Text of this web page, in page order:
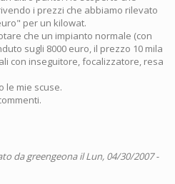
i prezzi che abbiamo rilevato
per un kilowat.
che un impianto normale (con
sugli 8000 euro, il prezzo 10 mila
con inseguitore, focalizzatore, resa
le mie scuse.
dagreengeonail Lun, 04/30/2007 -